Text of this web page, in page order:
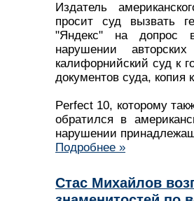
Издатель
просит суд вызвать
"Яндекс" на допрос
нарушении
калифорнийский суд к
документов суда,
Perfect 10, которому
обратился в
нарушении
Подробнее »
Стас Михайлов